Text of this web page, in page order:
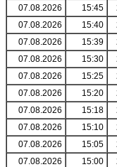
07.08.2026
15:45
07.08.2026
15:40
07.08.2026
15:39
07.08.2026
15:30
07.08.2026
15:25
07.08.2026
15:20
07.08.2026
15:18
07.08.2026
15:10
07.08.2026
15:05
07.08.2026
15:00